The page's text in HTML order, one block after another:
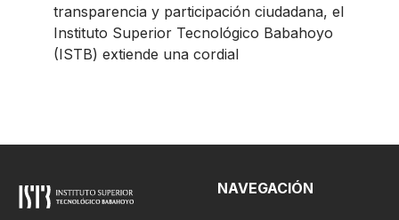
transparencia y participación ciudadana, el
Instituto Superior Tecnológico Babahoyo
(ISTB) extiende una cordial
NAVEGACIÓN